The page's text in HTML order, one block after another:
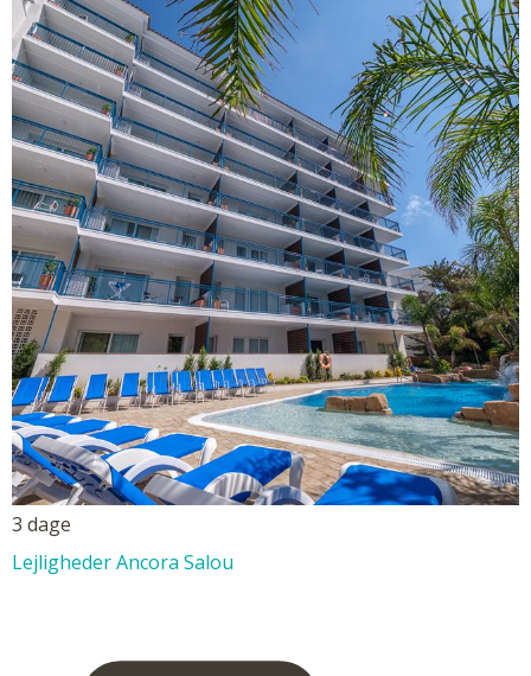
3 dage
Lejligheder Ancora Salou